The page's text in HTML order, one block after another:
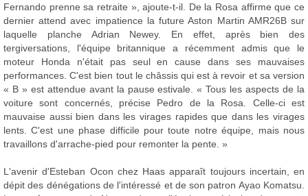
Fernando prenne sa retraite », ajoute-t-il. De la Rosa affirme que ce
dernier attend avec impatience la future Aston Martin AMR26B sur
laquelle planche Adrian Newey. En effet, après bien des
tergiversations, l'équipe britannique a récemment admis que le
moteur Honda n'était pas seul en cause dans ses mauvaises
performances. C'est bien tout le châssis qui est à revoir et sa version
« B » est attendue avant la pause estivale. « Tous les aspects de la
voiture sont concernés, précise Pedro de la Rosa. Celle-ci est
mauvaise aussi bien dans les virages rapides que dans les virages
lents. C'est une phase difficile pour toute notre équipe, mais nous
travaillons d'arrache-pied pour remonter la pente. »
L'avenir d'Esteban Ocon chez Haas apparaît toujours incertain, en
dépit des dénégations de l'intéressé et de son patron Ayao Komatsu.